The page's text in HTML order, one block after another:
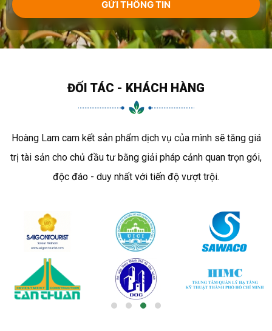
ĐỐI TÁC - KHÁCH HÀNG
Hoàng Lam cam kết sản phẩm dịch vụ của mình sẽ tăng giá
trị tài sản cho chủ đầu tư bằng giải pháp cảnh quan trọn gói,
độc đáo - duy nhất với tiến độ vượt trội.